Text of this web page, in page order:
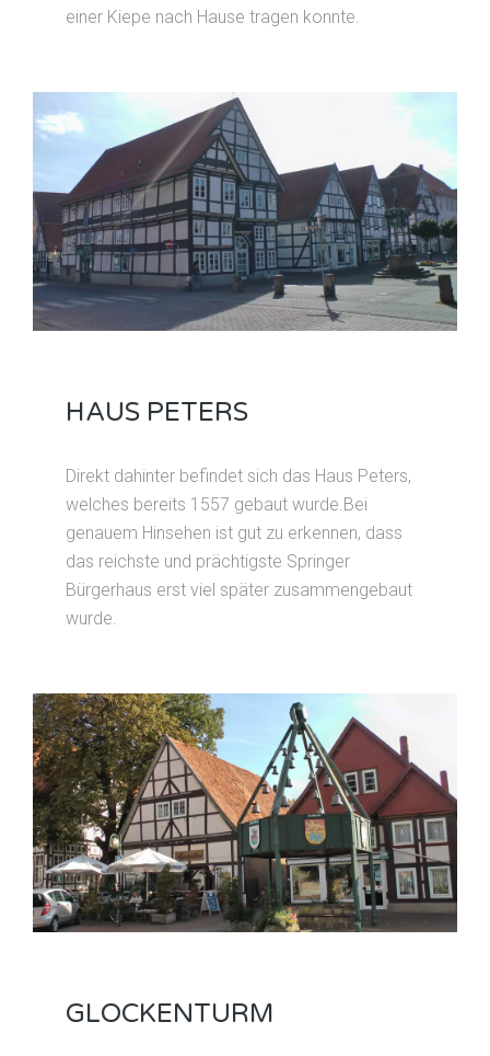
einer Kiepe nach Hause tragen konnte.
HAUS PETERS
Direkt dahinter befindet sich das Haus Peters,
welches bereits 1557 gebaut wurde.Bei
genauem Hinsehen ist gut zu erkennen, dass
das reichste und prächtigste Springer
Bürgerhaus erst viel später zusammengebaut
wurde.
GLOCKENTURM